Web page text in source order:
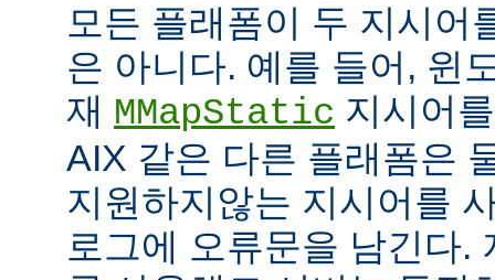
모든 플래폼이 두 지시어
은 아니다. 예를 들어, 윈
재 MMapStatic 지시어
AIX 같은 다른 플래폼은
지원하지않는 지시어를
로그에 오류문을 남긴다.